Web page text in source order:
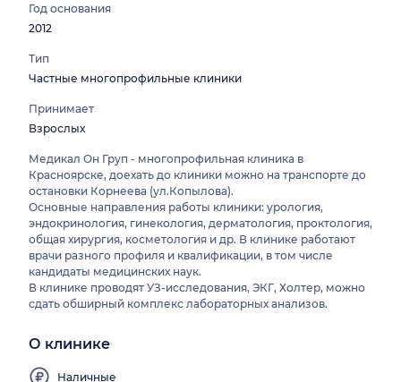
Год основания
2012
Тип
Частные многопрофильные клиники
Принимает
Взрослых
Медикал Он Груп - многопрофильная клиника в
Красноярске, доехать до клиники можно на транспорте до
остановки Корнеева (ул.Копылова).
Основные направления работы клиники: урология,
эндокринология, гинекология, дерматология, проктология,
общая хирургия, косметология и др. В клинике работают
врачи разного профиля и квалификации, в том числе
кандидаты медицинских наук.
В клинике проводят УЗ-исследования, ЭКГ, Холтер, можно
сдать обширный комплекс лабораторных анализов.
О клинике
Наличные